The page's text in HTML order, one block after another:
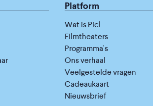
Platform
Wat is Picl
Filmtheaters
Programma's
Ons verhaal
Veelgestelde vragen
Cadeaukaart
Nieuwsbrief